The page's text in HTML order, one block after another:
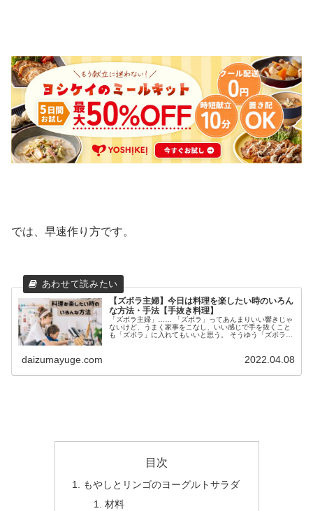
では、早速作り方です。
【ズボラ主婦】今日は料理を楽したい時のいろん
な方法・手法【手抜き料理】
「ズボラ主婦」…… 「ズボラ」ってあんまりいい響きじゃ
ないけど、うまく家事をこなし、いい感じで手を抜くこと
も「ズボラ」に入れてもいいと思う。 そうゆう「ズボラ主
daizumayuge.com 2022.04.08
目次
もやしとリンゴのヨーグルトサラダ
材料